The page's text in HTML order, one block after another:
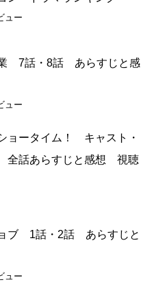
ュー
7話・8話 あらすじと感
ュー
ョータイム！ キャスト・
全話あらすじと感想 視聴
ブ 1話・2話 あらすじと
ュー